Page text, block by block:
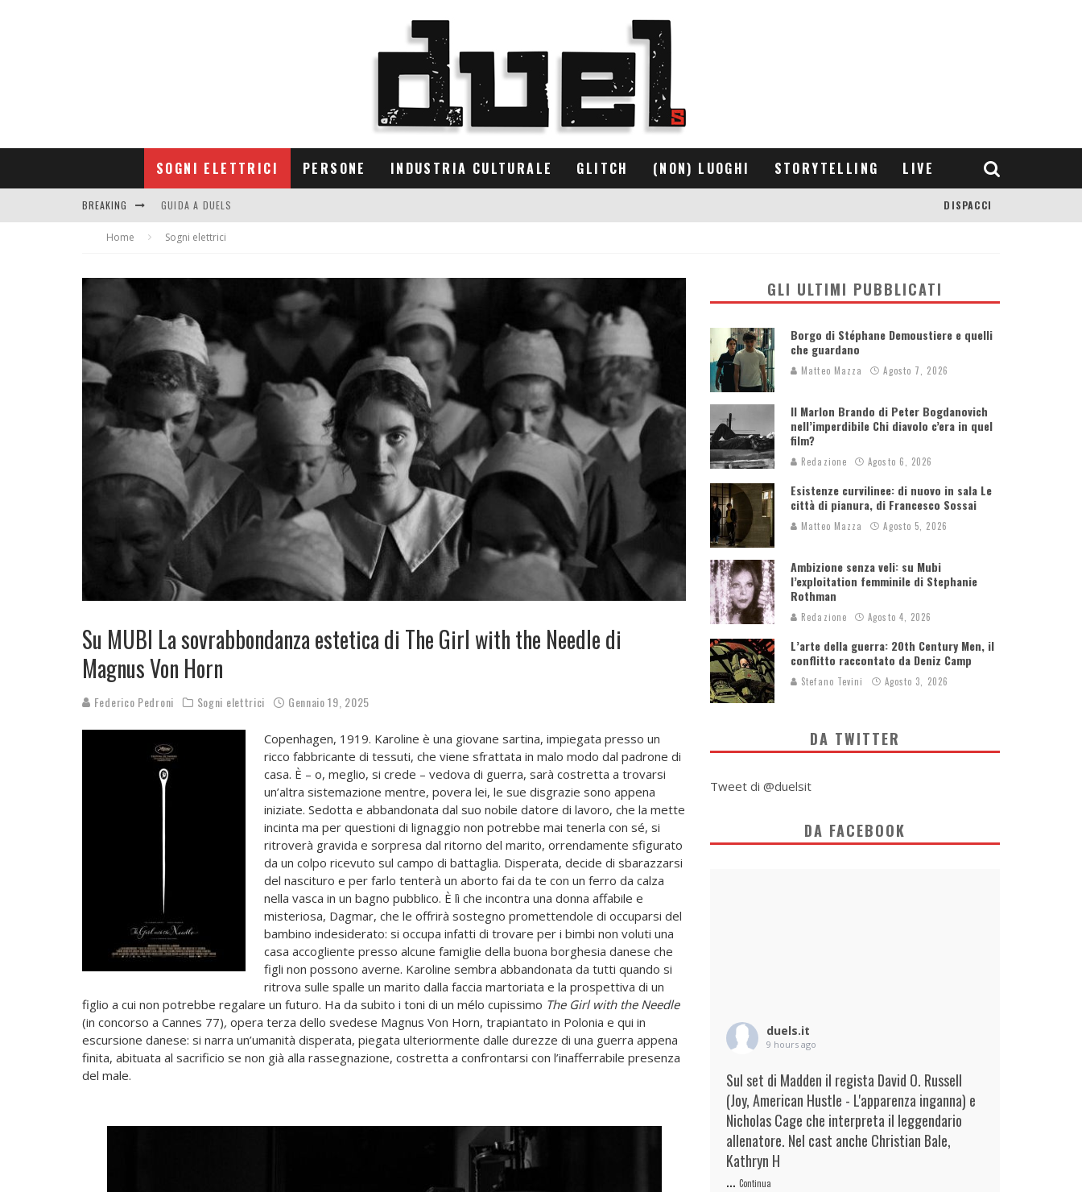
SOGNI ELETTRICI PERSONE INDUSTRIA CULTURALE GLITCH (NON) LUOGHI STORYTELLING LIVE
BREAKING GUIDA A DUELS
CONTRIBUTORS
DISPACCI
Home Sogni elettrici
Su MUBI La sovrabbondanza estetica di The Girl with the Needle di
Magnus Von Horn
Federico Pedroni Sogni elettrici Gennaio 19, 2025
Copenhagen, 1919. Karoline è una giovane sartina, impiegata presso un
ricco fabbricante di tessuti, che viene sfrattata in malo modo dal padrone di
casa. È – o, meglio, si crede – vedova di guerra, sarà costretta a trovarsi
un’altra sistemazione mentre, povera lei, le sue disgrazie sono appena
iniziate. Sedotta e abbandonata dal suo nobile datore di lavoro, che la mette
incinta ma per questioni di lignaggio non potrebbe mai tenerla con sé, si
ritroverà gravida e sorpresa dal ritorno del marito, orrendamente sfigurato
da un colpo ricevuto sul campo di battaglia. Disperata, decide di sbarazzarsi
del nascituro e per farlo tenterà un aborto fai da te con un ferro da calza
nella vasca in un bagno pubblico. È lì che incontra una donna affabile e
misteriosa, Dagmar, che le offrirà sostegno promettendole di occuparsi del
bambino indesiderato: si occupa infatti di trovare per i bimbi non voluti una
casa accogliente presso alcune famiglie della buona borghesia danese che
figli non possono averne. Karoline sembra abbandonata da tutti quando si
ritrova sulle spalle un marito dalla faccia martoriata e la prospettiva di un
figlio a cui non potrebbe regalare un futuro. Ha da subito i toni di un mélo cupissimo The Girl with the Needle
(in concorso a Cannes 77), opera terza dello svedese Magnus Von Horn, trapiantato in Polonia e qui in
escursione danese: si narra un’umanità disperata, piegata ulteriormente dalle durezze di una guerra appena
finita, abituata al sacrificio se non già alla rassegnazione, costretta a confrontarsi con l’inafferrabile presenza
del male.
GLI ULTIMI PUBBLICATI
Borgo di Stéphane Demoustiere e quelli
che guardano
Matteo Mazza Agosto 7, 2026
Il Marlon Brando di Peter Bogdanovich
nell’imperdibile Chi diavolo c’era in quel
film?
Redazione Agosto 6, 2026
Esistenze curvilinee: di nuovo in sala Le
città di pianura, di Francesco Sossai
Matteo Mazza Agosto 5, 2026
Ambizione senza veli: su Mubi
l’exploitation femminile di Stephanie
Rothman
Redazione Agosto 4, 2026
L’arte della guerra: 20th Century Men, il
conflitto raccontato da Deniz Camp
Stefano Tevini Agosto 3, 2026
DA TWITTER
Tweet di @duelsit
DA FACEBOOK
duels.it
9 hours ago
Sul set di Madden il regista David O. Russell
(Joy, American Hustle - L'apparenza inganna) e
Nicholas Cage che interpreta il leggendario
allenatore. Nel cast anche Christian Bale,
Kathryn H
... Continua